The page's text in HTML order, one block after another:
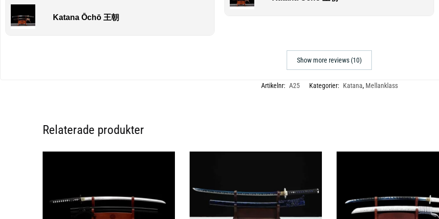
Katana Ōchō 王朝
Show more reviews (10)
Artikelnr: A25 Kategorier: Katana, Mellanklass
Relaterade produkter